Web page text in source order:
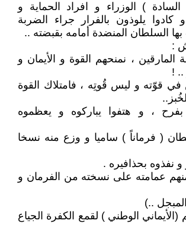
) الوزراء و افراد الحماية و
يلوذون بالفرار جراء الضربة
السلطان المنضدة أمامه بقبضته ..
:
المارقين ، نمنحهم القوة و الأيمان و
.. !
قوّته و ليس قُوتِه ، فامتلاك القوة
، و هتفوا يباركوه و يعظموه
( فرماناً ) ساميا و وزع منه نسخا
نفذوه بحذافيره .
عمامته على نسخته من الفرمان و
..)
(الأيماني الوطني ) لقمع الكفرة الجياع